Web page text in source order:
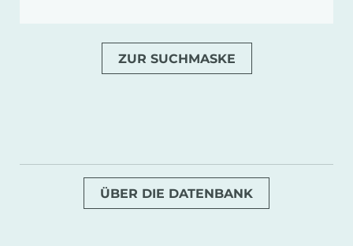
ZUR SUCHMASKE
ÜBER DIE DATENBANK